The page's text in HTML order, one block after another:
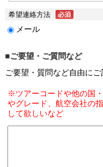
希望連絡方法
メール
■ご要望・ご質問など
ご要望・質問など自由に
※ツアーコードや他の国
やグレード、航空会社の
して欲しいなど